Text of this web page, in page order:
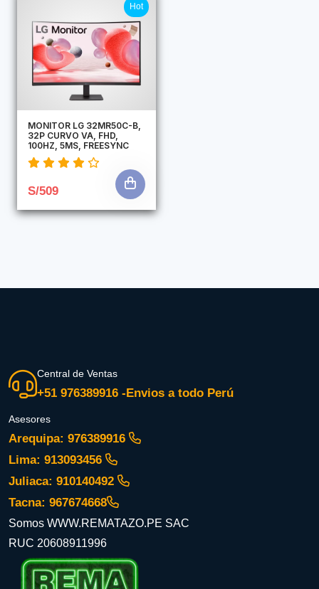
Hot
MONITOR LG 32MR50C-B,
32P CURVO VA, FHD,
100HZ, 5MS, FREESYNC
S/509
Central de Ventas
+51 976389916 -Envios a todo Perú
Asesores
Arequipa: 976389916
Lima: 913093456
Juliaca: 910140492
Tacna: 967674668
Somos WWW.REMATAZO.PE SAC
RUC 20608911996